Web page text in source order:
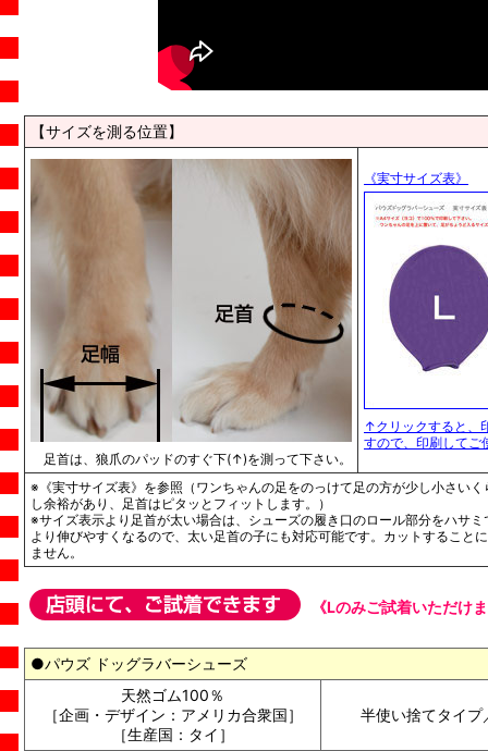
【サイズを測る位置】
足首は、狼爪のパッドのすぐ下(↑)を測って下さい。
《実寸サイズ表》
↑クリックすると、
すので、印刷してご
※《実寸サイズ表》を参照（ワンちゃんの足をのっけて足の方が少し小さい
し余裕があり、足首はピタッとフィットします。）
※サイズ表示より足首が太い場合は、シューズの履き口のロール部分をハサ
より伸びやすくなるので、太い足首の子にも対応可能です。カットすること
ません。
《Lのみご試着いただけ
●パウズ ドッグラバーシューズ
天然ゴム100％
［企画・デザイン：アメリカ合衆国］
［生産国：タイ］
半使い捨てタイプ